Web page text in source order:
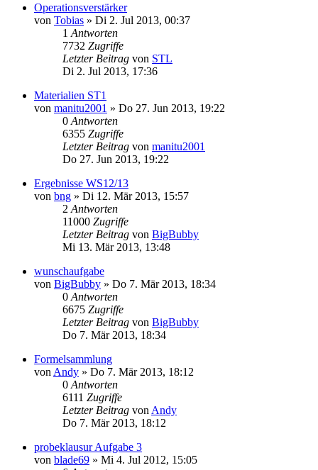
Operationsverstärker
von Tobias » Di 2. Jul 2013, 00:37
1 Antworten
7732 Zugriffe
Letzter Beitrag von STL
Di 2. Jul 2013, 17:36
Materialien ST1
von manitu2001 » Do 27. Jun 2013, 19:22
0 Antworten
6355 Zugriffe
Letzter Beitrag von manitu2001
Do 27. Jun 2013, 19:22
Ergebnisse WS12/13
von bng » Di 12. Mär 2013, 15:57
2 Antworten
11000 Zugriffe
Letzter Beitrag von BigBubby
Mi 13. Mär 2013, 13:48
wunschaufgabe
von BigBubby » Do 7. Mär 2013, 18:34
0 Antworten
6675 Zugriffe
Letzter Beitrag von BigBubby
Do 7. Mär 2013, 18:34
Formelsammlung
von Andy » Do 7. Mär 2013, 18:12
0 Antworten
6111 Zugriffe
Letzter Beitrag von Andy
Do 7. Mär 2013, 18:12
probeklausur Aufgabe 3
von blade69 » Mi 4. Jul 2012, 15:05